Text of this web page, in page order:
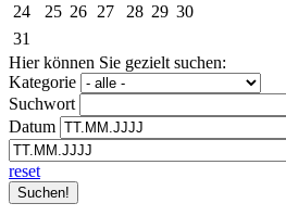
24
25 26 27 28 29 30
31
Hier können Sie gezielt suchen:
Kategorie
Suchwort
Datum
reset